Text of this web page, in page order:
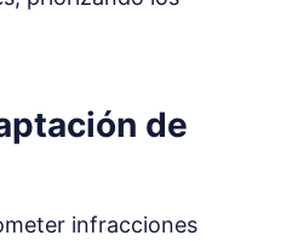
de
infracciones